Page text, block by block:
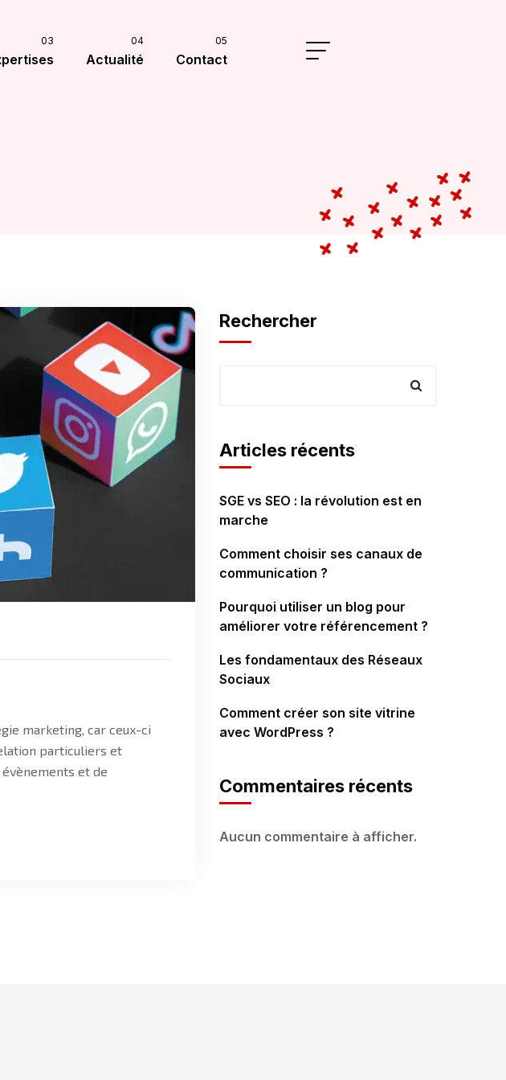
Actualité Contact
marketing, car ceux-ci
particuliers et
et de
Rechercher
Articles récents
SGE vs SEO : la révolution est en
marche
Comment choisir ses canaux de
communication ?
Pourquoi utiliser un blog pour
améliorer votre référencement ?
Les fondamentaux des Réseaux
Sociaux
Comment créer son site vitrine
avec WordPress ?
Commentaires récents
Aucun commentaire à afficher.